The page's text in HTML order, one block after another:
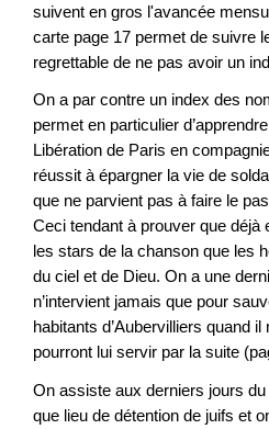
suivent en gros l'avancée
carte page 17 permet de suivre
regrettable de ne pas avoir un
On a par contre un index des
permet en particulier
Libération de Paris en
réussit à épargner la vie de
que ne parvient pas à faire le
Ceci tendant à prouver que déjà
les stars de la chanson que les
du ciel et de Dieu. On a une
n’intervient jamais que pour
habitants d’Aubervilliers quand il
pourront lui servir par la
On assiste aux derniers jours
que lieu de détention de juifs et